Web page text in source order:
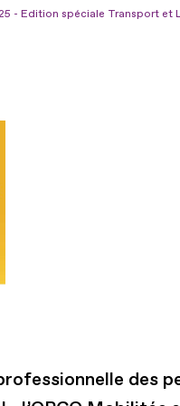
- Edition spéciale Transport et
des